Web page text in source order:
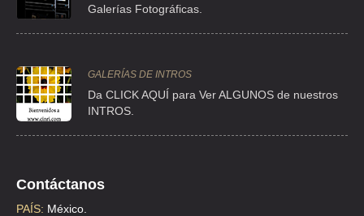
Galerías Fotográficas.
GALERÍAS DE INTROS
Da CLICK AQUÍ para Ver ALGUNOS de nuestros
INTROS.
Contáctanos
PAÍS: México.